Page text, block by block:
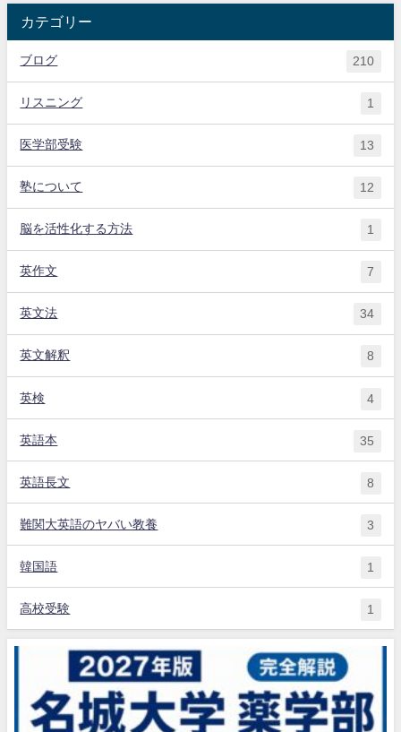
カテゴリー
ブログ 210
リスニング 1
医学部受験 13
塾について 12
脳を活性化する方法 1
英作文 7
英文法 34
英文解釈 8
英検 4
英語本 35
英語長文 8
難関大英語のヤバい教養 3
韓国語 1
高校受験 1